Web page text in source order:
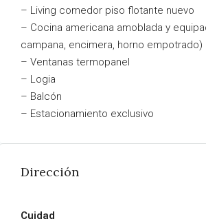
– Living comedor piso flotante nuevo
– Cocina americana amoblada y
campana, encimera, horno empotrado)
– Ventanas termopanel
– Logia
– Balcón
– Estacionamiento exclusivo
Dirección
Cuidad